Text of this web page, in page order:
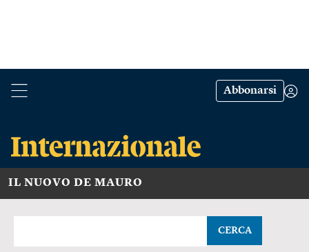
Abbonarsi
IL NUOVO DE MAURO
CERCA